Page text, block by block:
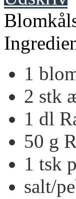
1
2 stk
1 dl
50 g
1 tsk
salt/